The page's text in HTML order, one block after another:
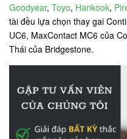
Goodyear, Toyo, Hankook,
tài đều lựa chọn thay gai
UC6, MaxContact MC6 của
Thái của Bridgestone.